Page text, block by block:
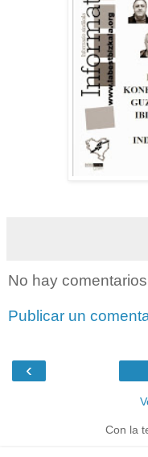
No hay
Publicar un
‹
Con la